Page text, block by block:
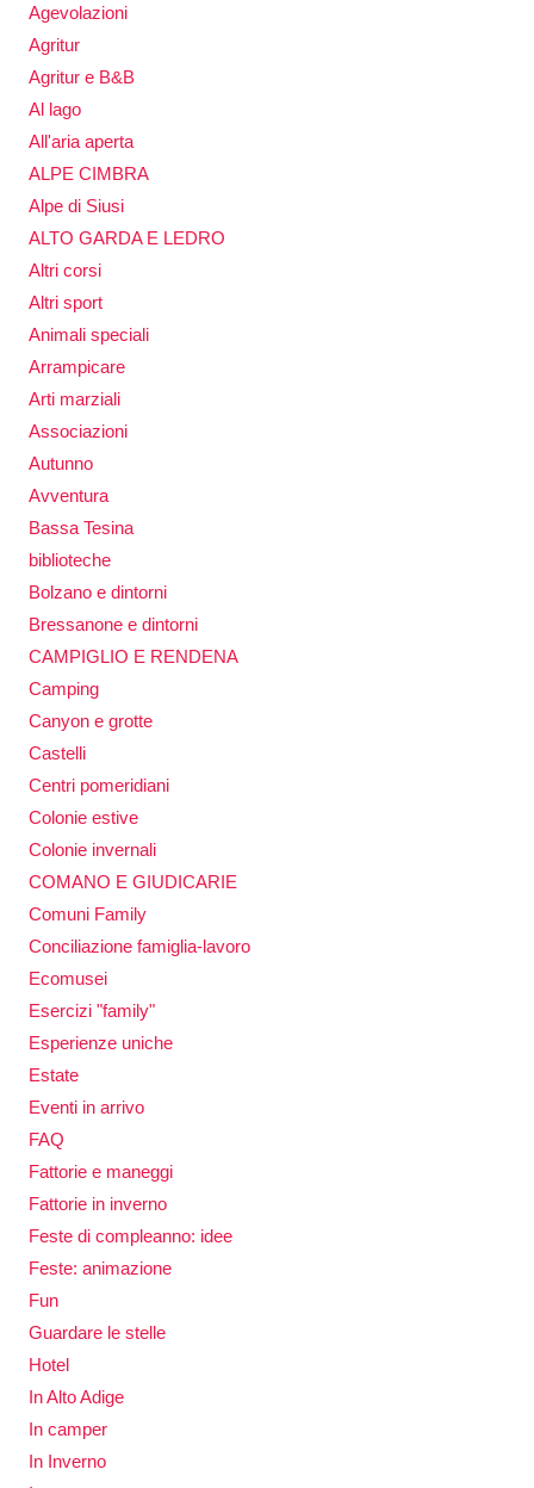
Agevolazioni
Agritur
Agritur e B&B
Al lago
All'aria aperta
ALPE CIMBRA
Alpe di Siusi
ALTO GARDA E LEDRO
Altri corsi
Altri sport
Animali speciali
Arrampicare
Arti marziali
Associazioni
Autunno
Avventura
Bassa Tesina
biblioteche
Bolzano e dintorni
Bressanone e dintorni
CAMPIGLIO E RENDENA
Camping
Canyon e grotte
Castelli
Centri pomeridiani
Colonie estive
Colonie invernali
COMANO E GIUDICARIE
Comuni Family
Conciliazione famiglia-lavoro
Ecomusei
Esercizi "family"
Esperienze uniche
Estate
Eventi in arrivo
FAQ
Fattorie e maneggi
Fattorie in inverno
Feste di compleanno: idee
Feste: animazione
Fun
Guardare le stelle
Hotel
In Alto Adige
In camper
In Inverno